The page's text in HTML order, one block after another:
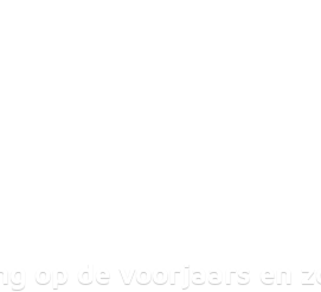
op de voorjaars en